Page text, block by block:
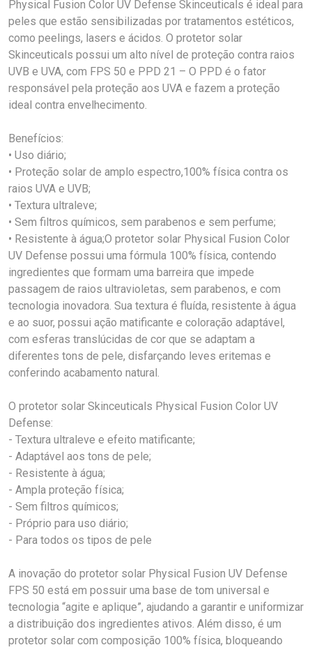
Physical Fusion Color UV Defense Skinceuticals é ideal para
peles que estão sensibilizadas por tratamentos estéticos,
como peelings, lasers e ácidos. O protetor solar
Skinceuticals possui um alto nível de proteção contra raios
UVB e UVA, com FPS 50 e PPD 21 – O PPD é o fator
responsável pela proteção aos UVA e fazem a proteção
ideal contra envelhecimento.
Benefícios:
• Uso diário;
• Proteção solar de amplo espectro,100% física contra os
raios UVA e UVB;
• Textura ultraleve;
• Sem filtros químicos, sem parabenos e sem perfume;
• Resistente à água;O protetor solar Physical Fusion Color
UV Defense possui uma fórmula 100% física, contendo
ingredientes que formam uma barreira que impede
passagem de raios ultravioletas, sem parabenos, e com
tecnologia inovadora. Sua textura é fluída, resistente à água
e ao suor, possui ação matificante e coloração adaptável,
com esferas translúcidas de cor que se adaptam a
diferentes tons de pele, disfarçando leves eritemas e
conferindo acabamento natural.
O protetor solar Skinceuticals Physical Fusion Color UV
Defense:
- Textura ultraleve e efeito matificante;
- Adaptável aos tons de pele;
- Resistente à água;
- Ampla proteção física;
- Sem filtros químicos;
- Próprio para uso diário;
- Para todos os tipos de pele
A inovação do protetor solar Physical Fusion UV Defense
FPS 50 está em possuir uma base de tom universal e
tecnologia “agite e aplique”, ajudando a garantir e uniformizar
a distribuição dos ingredientes ativos. Além disso, é um
protetor solar com composição 100% física, bloqueando